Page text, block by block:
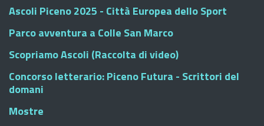
Ascoli Piceno 2025 - Città Europea dello Sport
Parco avventura a Colle San Marco
Scopriamo Ascoli (Raccolta di video)
Concorso letterario: Piceno Futura - Scrittori del
domani
Mostre